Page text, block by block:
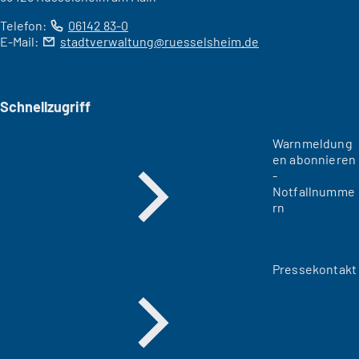
Telefon:
06142 83-0
E-Mail:
stadtverwaltung ruesselsheim de
Schnellzugriff
Warnmeldung
en abonnieren
-
Notfallnumme
rn
Pressekontakt